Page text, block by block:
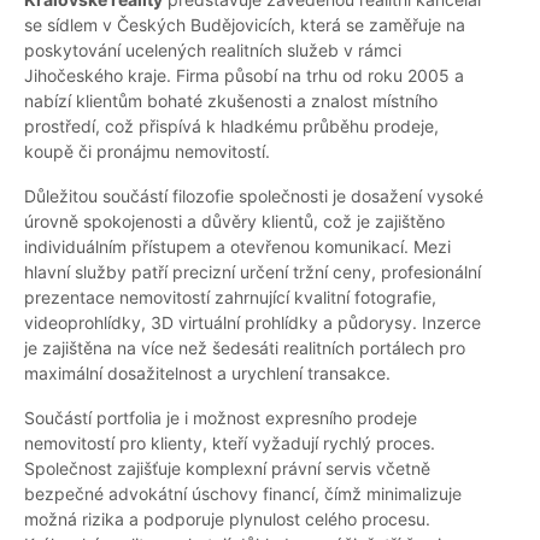
se sídlem v Českých Budějovicích, která se zaměřuje na
poskytování ucelených realitních služeb v rámci
Jihočeského kraje. Firma působí na trhu od roku 2005 a
nabízí klientům bohaté zkušenosti a znalost místního
prostředí, což přispívá k hladkému průběhu prodeje,
koupě či pronájmu nemovitostí.
Důležitou součástí filozofie společnosti je dosažení vysoké
úrovně spokojenosti a důvěry klientů, což je zajištěno
individuálním přístupem a otevřenou komunikací. Mezi
hlavní služby patří precizní určení tržní ceny, profesionální
prezentace nemovitostí zahrnující kvalitní fotografie,
videoprohlídky, 3D virtuální prohlídky a půdorysy. Inzerce
je zajištěna na více než šedesáti realitních portálech pro
maximální dosažitelnost a urychlení transakce.
Součástí portfolia je i možnost expresního prodeje
nemovitostí pro klienty, kteří vyžadují rychlý proces.
Společnost zajišťuje komplexní právní servis včetně
bezpečné advokátní úschovy financí, čímž minimalizuje
možná rizika a podporuje plynulost celého procesu.